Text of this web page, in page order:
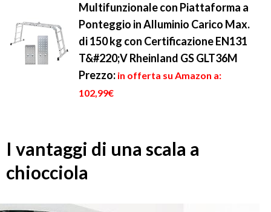
Multifunzionale con Piattaforma a
Ponteggio in Alluminio Carico Max.
di 150 kg con Certificazione EN131
T&#220;V Rheinland GS GLT36M
Prezzo: in offerta su Amazon a:
102,99€
I vantaggi di una scala a
chiocciola